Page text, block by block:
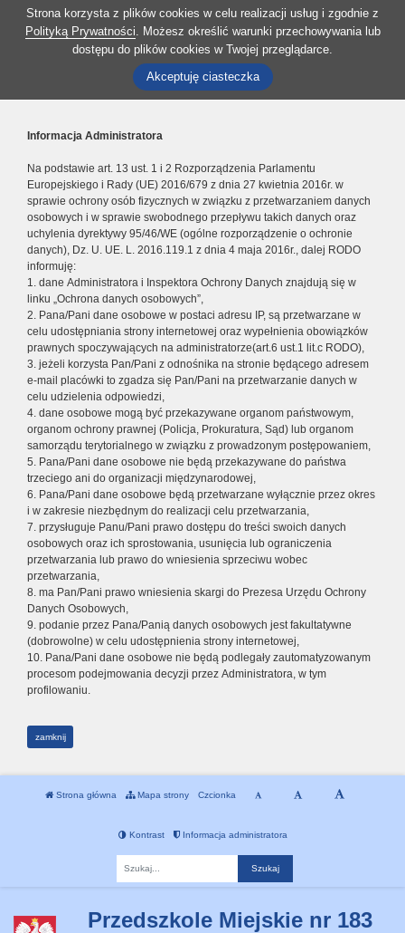
Strona korzysta z plików cookies w celu realizacji usług i zgodnie z
Polityką Prywatności. Możesz określić warunki przechowywania lub
dostępu do plików cookies w Twojej przeglądarce.
Akceptuję ciasteczka
Informacja Administratora
Na podstawie art. 13 ust. 1 i 2 Rozporządzenia Parlamentu
Europejskiego i Rady (UE) 2016/679 z dnia 27 kwietnia 2016r. w
sprawie ochrony osób fizycznych w związku z przetwarzaniem danych
osobowych i w sprawie swobodnego przepływu takich danych oraz
uchylenia dyrektywy 95/46/WE (ogólne rozporządzenie o ochronie
danych), Dz. U. UE. L. 2016.119.1 z dnia 4 maja 2016r., dalej RODO
informuję:
1. dane Administratora i Inspektora Ochrony Danych znajdują się w
linku „Ochrona danych osobowych”,
2. Pana/Pani dane osobowe w postaci adresu IP, są przetwarzane w
celu udostępniania strony internetowej oraz wypełnienia obowiązków
prawnych spoczywających na administratorze(art.6 ust.1 lit.c RODO),
3. jeżeli korzysta Pan/Pani z odnośnika na stronie będącego adresem
e-mail placówki to zgadza się Pan/Pani na przetwarzanie danych w
celu udzielenia odpowiedzi,
4. dane osobowe mogą być przekazywane organom państwowym,
organom ochrony prawnej (Policja, Prokuratura, Sąd) lub organom
samorządu terytorialnego w związku z prowadzonym postępowaniem,
5. Pana/Pani dane osobowe nie będą przekazywane do państwa
trzeciego ani do organizacji międzynarodowej,
6. Pana/Pani dane osobowe będą przetwarzane wyłącznie przez okres
i w zakresie niezbędnym do realizacji celu przetwarzania,
7. przysługuje Panu/Pani prawo dostępu do treści swoich danych
osobowych oraz ich sprostowania, usunięcia lub ograniczenia
przetwarzania lub prawo do wniesienia sprzeciwu wobec
przetwarzania,
8. ma Pan/Pani prawo wniesienia skargi do Prezesa Urzędu Ochrony
Danych Osobowych,
9. podanie przez Pana/Panią danych osobowych jest fakultatywne
(dobrowolne) w celu udostępnienia strony internetowej,
10. Pana/Pani dane osobowe nie będą podlegały zautomatyzowanym
procesom podejmowania decyzji przez Administratora, w tym
profilowaniu.
zamknij
Strona główna Mapa strony Czcionka
Kontrast Informacja administratora
Przedszkole Miejskie nr 183